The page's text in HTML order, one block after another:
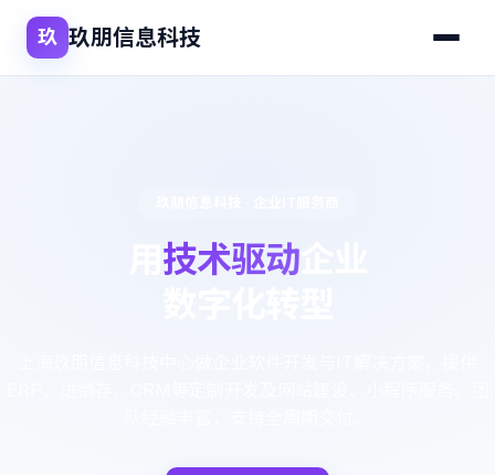
玖 玖朋信息科技
技术驱动企业